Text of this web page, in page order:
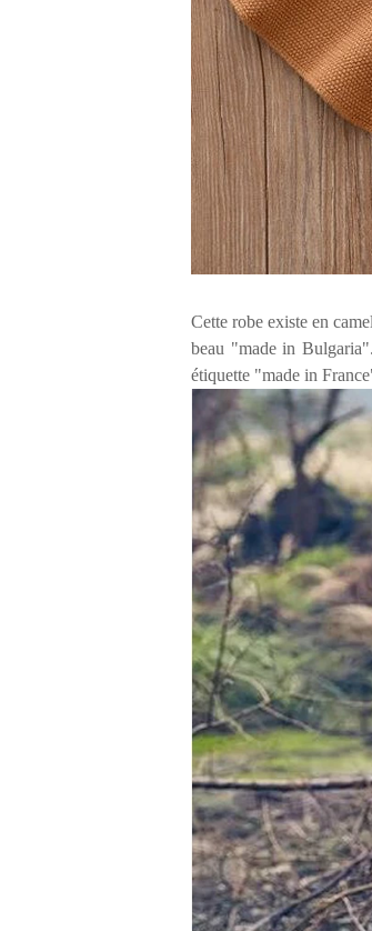
Cette robe existe en
beau "made in
étiquette "made in